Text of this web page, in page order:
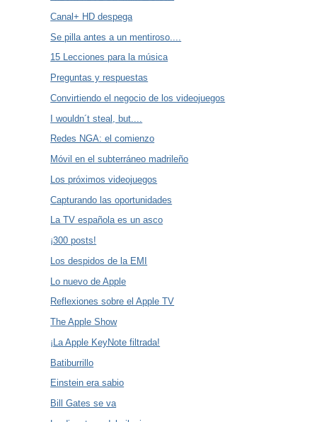
Canal+ HD despega
Se pilla antes a un mentiroso....
15 Lecciones para la música
Preguntas y respuestas
Convirtiendo el negocio de los videojuegos
I wouldn´t steal, but....
Redes NGA: el comienzo
Móvil en el subterráneo madrileño
Los próximos videojuegos
Capturando las oportunidades
La TV española es un asco
¡300 posts!
Los despidos de la EMI
Lo nuevo de Apple
Reflexiones sobre el Apple TV
The Apple Show
¡La Apple KeyNote filtrada!
Batiburrillo
Einstein era sabio
Bill Gates se va